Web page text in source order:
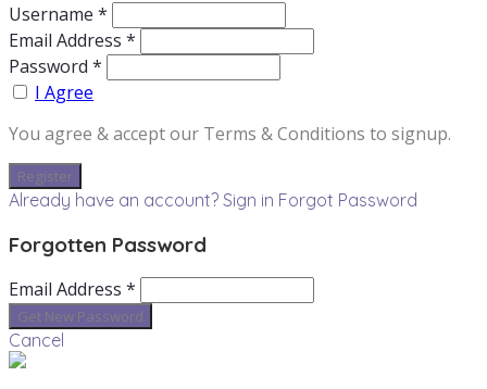
Username *
Email Address *
Password *
I Agree
You agree & accept our Terms & Conditions to signup.
Already have an account? Sign in Forgot Password
Forgotten Password
Email Address *
Cancel